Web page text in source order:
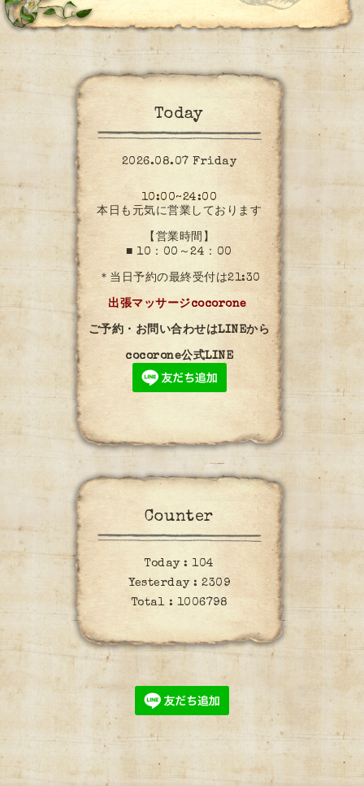
Today
2026.08.07 Friday
10:00~24:00
本日も元気に営業しております
【営業時間】
■ 10：00～24：00
＊当日予約の最終受付は21:30
出張マッサージcocorone
ご予約・お問い合わせはLINEから
cocorone公式LINE
Counter
Today : 104
Yesterday : 2309
Total : 1006798